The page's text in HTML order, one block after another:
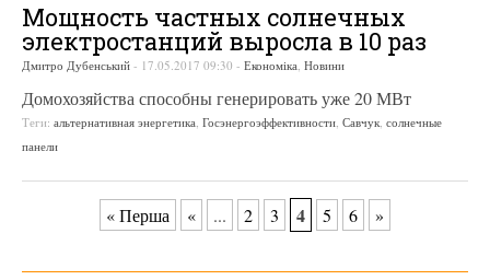
Мощность частных солнечных
электростанций выросла в 10 раз
Дмитро Дубенський - 17.05.2017 09:30 - Економіка, Новини
Домохозяйства способны генерировать уже 20 МВт
Теги: альтернативная энергетика, Госэнергоэффективности, Савчук, солнечные
панели
« Перша « ... 2 3 4 5 6 »